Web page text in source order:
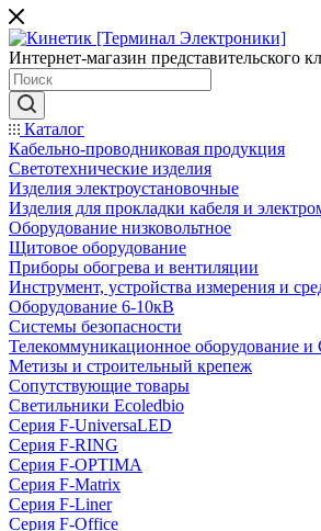
Интернет-магазин представительского
Каталог
Кабельно-проводниковая продукция
Светотехнические изделия
Изделия электроустановочные
Изделия для прокладки кабеля и
Оборудование низковольтное
Щитовое оборудование
Приборы обогрева и вентиляции
Инструмент, устройства измерения и
Оборудование 6-10кВ
Системы безопасности
Телекоммуникационное оборудование
Метизы и строительный крепеж
Сопутствующие товары
Светильники Ecoledbio
Серия F-UniversaLED
Серия F-RING
Серия F-OPTIMA
Серия F-Matrix
Серия F-Liner
Серия F-Office